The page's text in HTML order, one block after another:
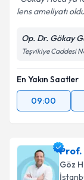
Kişisel
lens ameliyatı
Op. Dr. Gökay
Teşvikiye Caddesi
En Yakın Saatler
09:00
Prof.
Göz